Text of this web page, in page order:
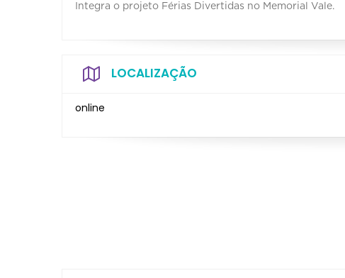
Integra o projeto Férias Divertidas no Memorial Vale.
LOCALIZAÇÃO
online